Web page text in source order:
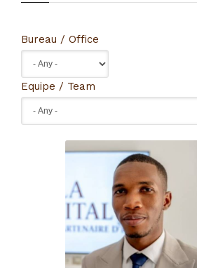
Bureau / Office
Equipe / Team
Abdoulaye Diallo
Analyste de marché
Abdoulaye est analyste de
marché au sein de Gola
Capital, le fonds guinéen
partenaire d'I&P.